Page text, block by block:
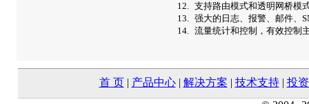
12. 支持路由模式和透明网桥模
13. 强大的日志、报警、邮件、
14. 流量统计和控制，有效控制
首 页| 产品中心| 解决方案 | 技术支持| 投